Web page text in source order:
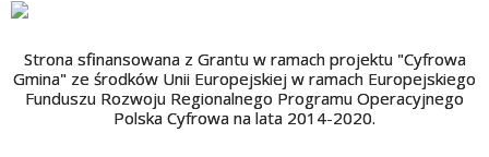
Strona sfinansowana z Grantu w ramach projektu "Cyfrowa
Gmina" ze środków Unii Europejskiej w ramach Europejskiego
Funduszu Rozwoju Regionalnego Programu Operacyjnego
Polska Cyfrowa na lata 2014-2020.